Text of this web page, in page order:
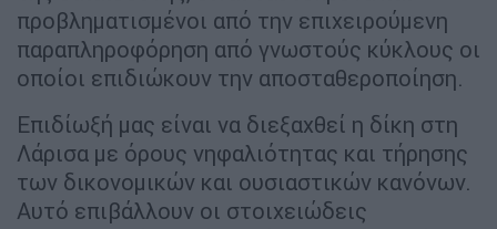
προβληματισμένοι από την επιχειρούμενη
παραπληροφόρηση από γνωστούς κύκλους οι
οποίοι επιδιώκουν την αποσταθεροποίηση.
Επιδίωξή μας είναι να διεξαχθεί η δίκη στη
Λάρισα με όρους νηφαλιότητας και τήρησης
των δικονομικών και ουσιαστικών κανόνων.
Αυτό επιβάλλουν οι στοιχειώδεις